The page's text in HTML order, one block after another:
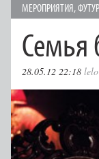
МЕРОПРИЯТИЯ,
Семья
28.05.12 22:18 lelo